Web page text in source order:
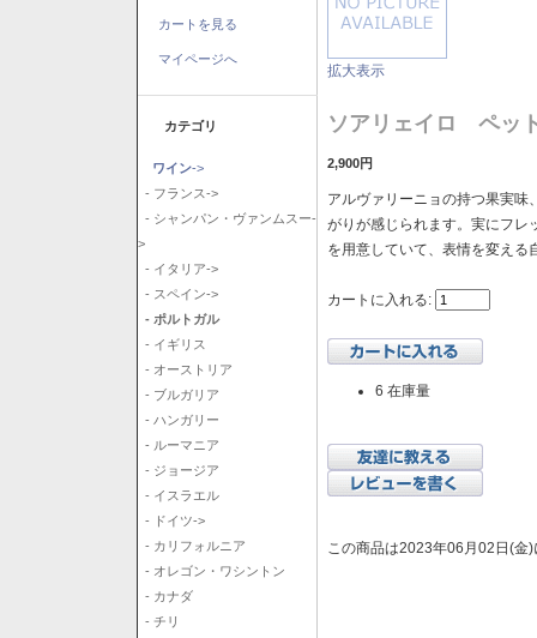
カートを見る
マイページへ
カテゴリ
ワイン->
- フランス->
- シャンパン・ヴァンムスー-
>
- イタリア->
- スペイン->
- ポルトガル
- イギリス
- オーストリア
- ブルガリア
- ハンガリー
- ルーマニア
- ジョージア
- イスラエル
- ドイツ->
- カリフォルニア
- オレゴン・ワシントン
- カナダ
- チリ
拡大表示
ソアリェイロ ペッ
2,900円
アルヴァリーニョの持つ果実味
がりが感じられます。実にフレ
を用意していて、表情を変える
カートに入れる:
6 在庫量
この商品は2023年06月02日(金